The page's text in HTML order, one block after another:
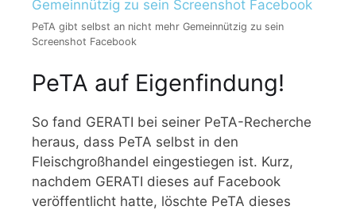
PeTA gibt selbst an nicht mehr Gemeinnützig zu sein
Screenshot Facebook
PeTA auf Eigenfindung!
So fand GERATI bei seiner PeTA-Recherche
heraus, dass PeTA selbst in den
Fleischgroßhandel eingestiegen ist. Kurz,
nachdem GERATI dieses auf Facebook
veröffentlicht hatte, löschte PeTA dieses